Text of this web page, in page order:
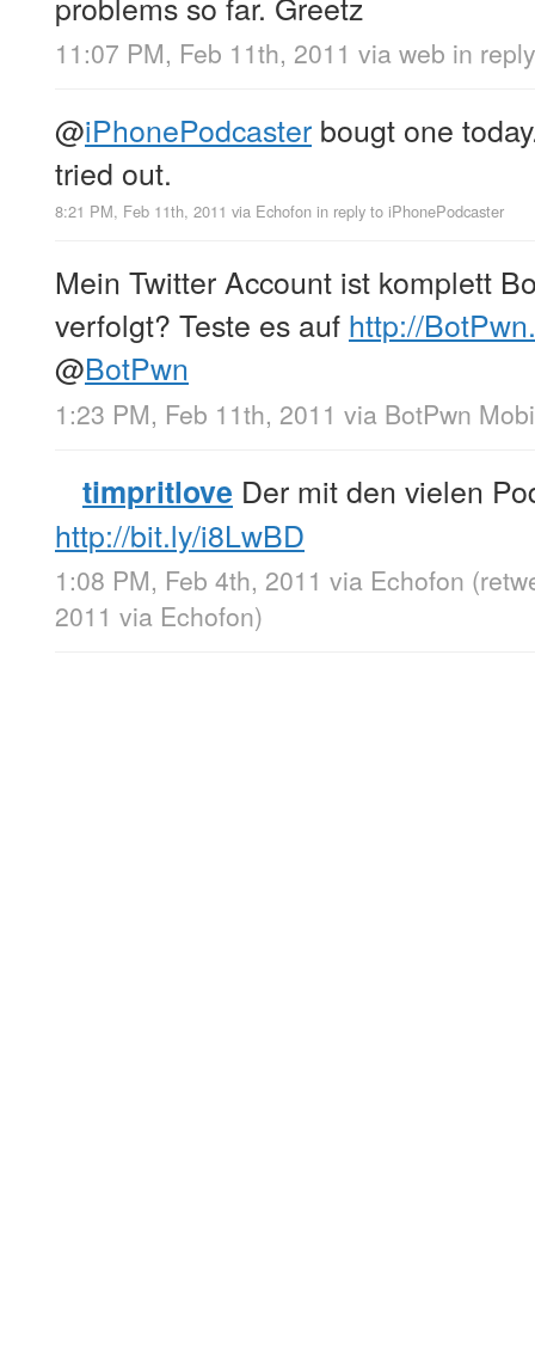
11:07 PM, Feb 11th, 2011 via web in
@iPhonePodcaster bougt one
tried out.
8:21 PM, Feb 11th, 2011 via Echofon in reply to iPhonePodcaster
Mein Twitter Account ist komplett
verfolgt? Teste es auf http://
@BotPwn
1:23 PM, Feb 11th, 2011 via BotPwn
timpritlove Der mit den vielen
http://bit.ly/i8LwBD
1:08 PM, Feb 4th, 2011 via Echofon
2011 via Echofon)